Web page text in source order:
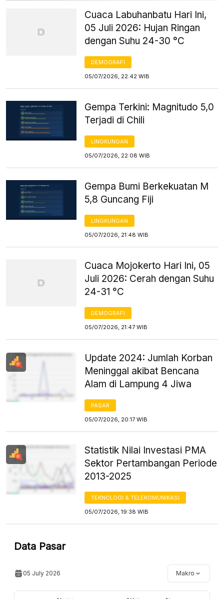
Cuaca Labuhanbatu Hari Ini,
05 Juli 2026: Hujan Ringan
dengan Suhu 24-30 °C
DEMOGRAFI
05/07/2026, 22:42 WIB
Gempa Terkini: Magnitudo 5,0
Terjadi di Chili
LINGKUNGAN
05/07/2026, 22:08 WIB
Gempa Bumi Berkekuatan M
5,8 Guncang Fiji
LINGKUNGAN
05/07/2026, 21:48 WIB
Cuaca Mojokerto Hari Ini, 05
Juli 2026: Cerah dengan Suhu
24-31 °C
DEMOGRAFI
05/07/2026, 21:47 WIB
Update 2024: Jumlah Korban
Meninggal akibat Bencana
Alam di Lampung 4 Jiwa
PASAR
05/07/2026, 20:17 WIB
Statistik Nilai Investasi PMA
Sektor Pertambangan Periode
2013-2025
TEKNOLOGI & TELEKOMUNIKASI
05/07/2026, 19:38 WIB
Data Pasar
05 July 2026 Makro